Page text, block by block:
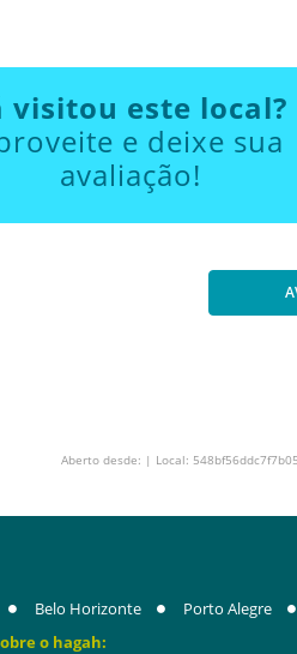
visitou este local?
e deixe sua
avaliação!
Aberto desde: | Local:
Belo Horizonte Porto Alegre
o hagah: